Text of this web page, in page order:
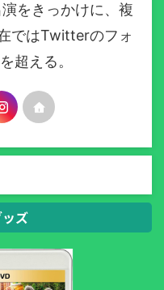
をきっかけに、複
ではTwitterのフォ
超える。
ズ